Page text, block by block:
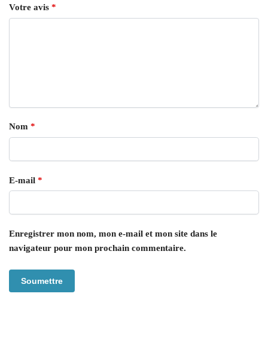
Votre avis *
Nom *
E-mail *
Enregistrer mon nom, mon e-mail et mon site dans le
navigateur pour mon prochain commentaire.